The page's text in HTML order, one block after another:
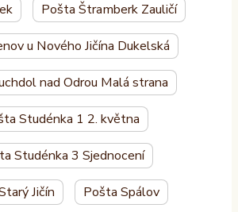
Pošta Štramberk Zauličí
u Nového Jičína Dukelská
nad Odrou Malá strana
Studénka 1 2. května
Studénka 3 Sjednocení
Jičín Pošta Spálov